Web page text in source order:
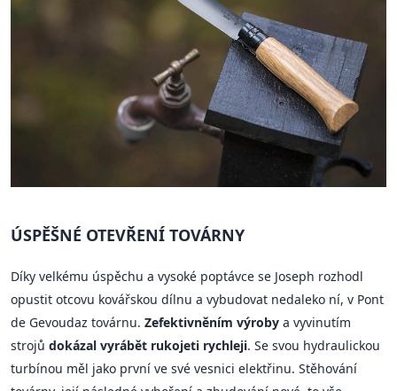
ÚSPĚŠNÉ OTEVŘENÍ TOVÁRNY
Díky velkému úspěchu a vysoké poptávce se Joseph rozhodl
opustit otcovu kovářskou dílnu a vybudovat nedaleko ní, v Pont
de Gevoudaz továrnu. Zefektivněním výroby a vyvinutím
strojů dokázal vyrábět rukojeti rychleji. Se svou hydraulickou
turbínou měl jako první ve své vesnici elektřinu. Stěhování